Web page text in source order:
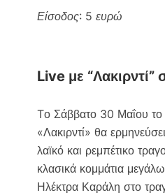
Είσοδος: 5 ευρώ
Live με
Tο Σάββατο 30 Μαΐου
«Λακιρντί» θα
λαϊκό και ρεμπέτικο
κλασικά κομμάτια
Ηλέκτρα Καράλη στο